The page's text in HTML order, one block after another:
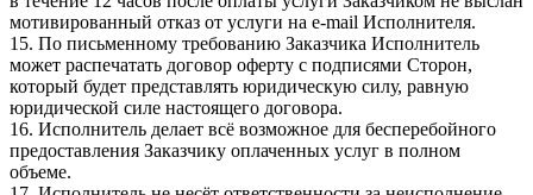
мотивированный отказ от услуги на e-mail Исполнителя.
15. По письменному требованию Заказчика Исполнитель
может распечатать договор оферту с подписями Сторон,
который будет представлять юридическую силу, равную
юридической силе настоящего договора.
16. Исполнитель делает всё возможное для бесперебойного
предоставления Заказчику оплаченных услуг в полном
объеме.